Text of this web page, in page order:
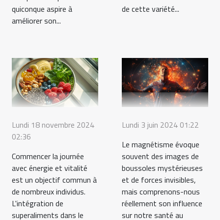
quiconque aspire à
améliorer son...
de cette variété...
Lundi 18 novembre 2024
02:36
Commencer la journée
avec énergie et vitalité
est un objectif commun à
de nombreux individus.
L'intégration de
superaliments dans le
Lundi 3 juin 2024 01:22
Le magnétisme évoque
souvent des images de
boussoles mystérieuses
et de forces invisibles,
mais comprenons-nous
réellement son influence
sur notre santé au